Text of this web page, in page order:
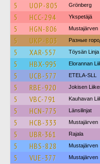
5 UOP-805 Grönberg
5 HCC-294 Ykspetäjä
5 HGN-806 Mustajärven
5 UKP-803 Разные
5 XAR-557 Töysän Linja
5 HBX-995 Elorannan
5 UCB-577 ETELA-SLL
5 RBE-920 Jokisen
5 VBC-791 Kauhavan
5 HCN-775 Länsilinjat
5 HCB-333 Mustajärven
5 UBR-361 Rajala
5 HBS-828 Mustajärven
5 VUE-377 Mustajärven